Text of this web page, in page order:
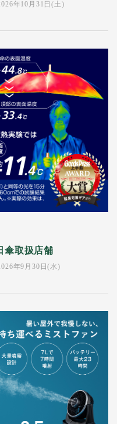
年10月31日(土)
傘取扱店舗
年9月30日(水)